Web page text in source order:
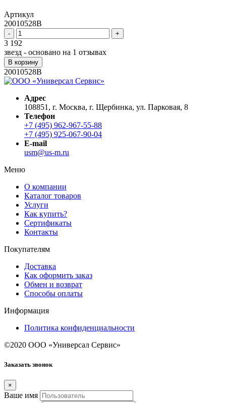
Артикул
20010528B
- +
3 192
звезд - основано на 1 отзывах
В корзину
20010528B
Адрес
108851, г. Москва, г. Щербинка, ул. Парковая, 8
Телефон
+7 (495) 962-967-55-88
+7 (495) 925-067-90-04
E-mail
usm@us-m.ru
Меню
О компании
Каталог товаров
Услуги
Как купить?
Сертификаты
Контакты
Покупателям
Доставка
Как оформить заказ
Обмен и возврат
Способы оплаты
Информация
Политика конфиденциальности
©2020 ООО «Универсал Сервис»
Заказать звонок
×
Ваше имя